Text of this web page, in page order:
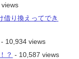
借り換えってでき
- 10,934 views
？ - 10,587 views